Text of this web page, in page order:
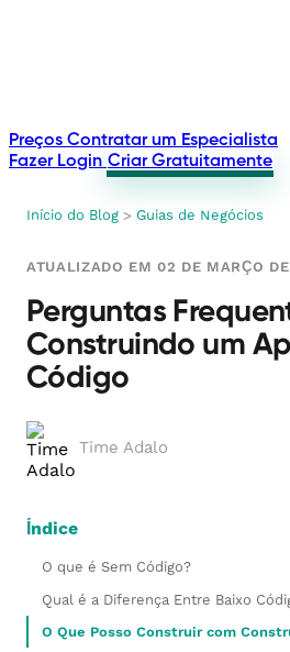
Preços Contratar um Especialista
Fazer Login Criar Gratuitamente
Início do Blog > Guias de Negócios
ATUALIZADO EM 02 DE MARÇO
Perguntas
Construindo um
Código
Time Adalo
Índice
O que é Sem Código?
Qual é a Diferença Entre Baixo
O Que Posso Construir com